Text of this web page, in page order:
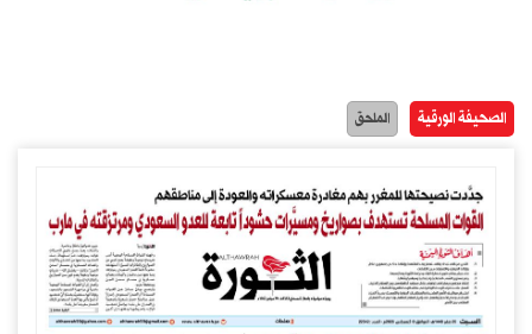
الصحيفة الورقية الملحق